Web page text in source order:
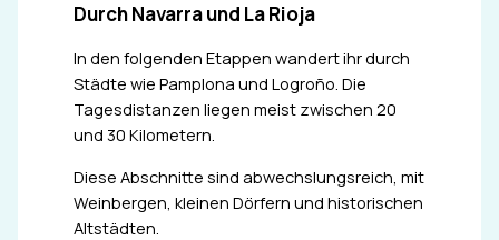
Durch Navarra und La Rioja
In den folgenden Etappen wandert ihr durch
Städte wie Pamplona und Logroño. Die
Tagesdistanzen liegen meist zwischen 20
und 30 Kilometern.
Diese Abschnitte sind abwechslungsreich, mit
Weinbergen, kleinen Dörfern und historischen
Altstädten.